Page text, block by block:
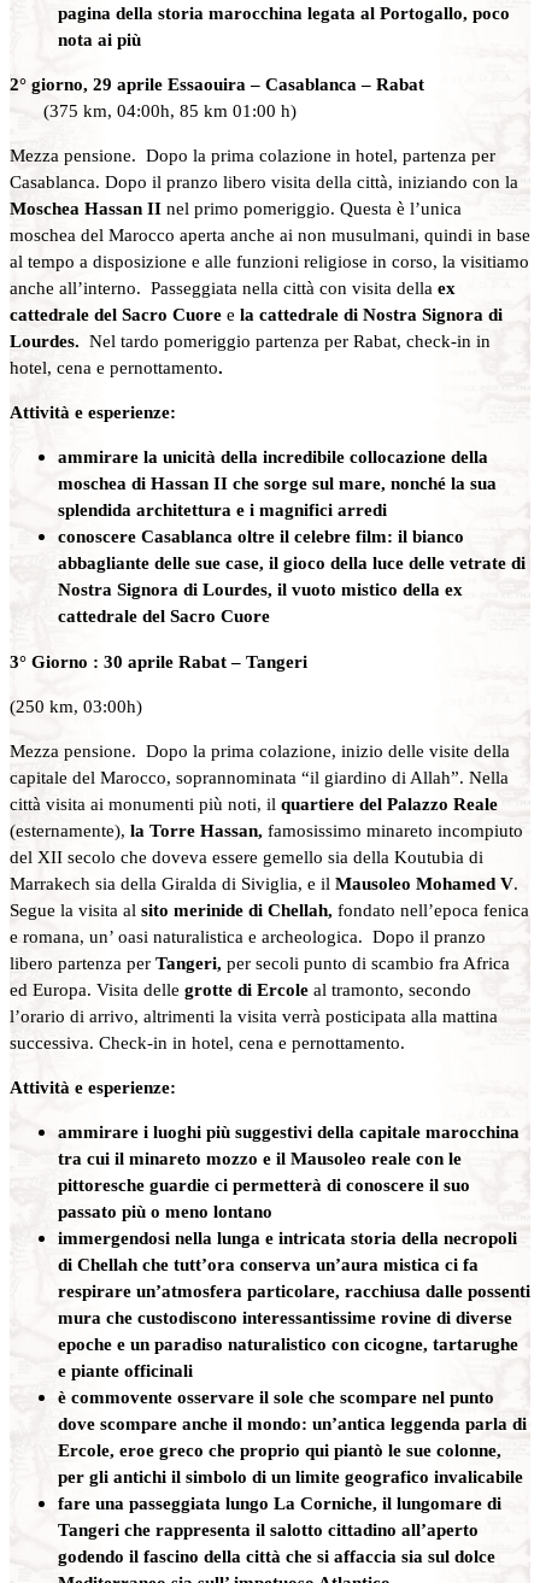
pagina della storia marocchina legata al Portogallo, poco
nota ai più
2° giorno, 29 aprile Essaouira – Casablanca – Rabat
(375 km, 04:00h, 85 km 01:00 h)
Mezza pensione. Dopo la prima colazione in hotel, partenza per
Casablanca. Dopo il pranzo libero visita della città, iniziando con la
Moschea Hassan II nel primo pomeriggio. Questa è l’unica
moschea del Marocco aperta anche ai non musulmani, quindi in base
al tempo a disposizione e alle funzioni religiose in corso, la visitiamo
anche all’interno. Passeggiata nella città con visita della ex
cattedrale del Sacro Cuore e la cattedrale di Nostra Signora di
Lourdes. Nel tardo pomeriggio partenza per Rabat, check-in in
hotel, cena e pernottamento.
Attività e esperienze:
ammirare la unicità della incredibile collocazione della
moschea di Hassan II che sorge sul mare, nonché la sua
splendida architettura e i magnifici arredi
conoscere Casablanca oltre il celebre film: il bianco
abbagliante delle sue case, il gioco della luce delle vetrate di
Nostra Signora di Lourdes, il vuoto mistico della ex
cattedrale del Sacro Cuore
3° Giorno : 30 aprile Rabat – Tangeri
(250 km, 03:00h)
Mezza pensione. Dopo la prima colazione, inizio delle visite della
capitale del Marocco, soprannominata “il giardino di Allah”. Nella
città visita ai monumenti più noti, il quartiere del Palazzo Reale
(esternamente), la Torre Hassan, famosissimo minareto incompiuto
del XII secolo che doveva essere gemello sia della Koutubia di
Marrakech sia della Giralda di Siviglia, e il Mausoleo Mohamed V.
Segue la visita al sito merinide di Chellah, fondato nell’epoca fenica
e romana, un’ oasi naturalistica e archeologica. Dopo il pranzo
libero partenza per Tangeri, per secoli punto di scambio fra Africa
ed Europa. Visita delle grotte di Ercole al tramonto, secondo
l’orario di arrivo, altrimenti la visita verrà posticipata alla mattina
successiva. Check-in in hotel, cena e pernottamento.
Attività e esperienze:
ammirare i luoghi più suggestivi della capitale marocchina
tra cui il minareto mozzo e il Mausoleo reale con le
pittoresche guardie ci permetterà di conoscere il suo
passato più o meno lontano
immergendosi nella lunga e intricata storia della necropoli
di Chellah che tutt’ora conserva un’aura mistica ci fa
respirare un’atmosfera particolare, racchiusa dalle possenti
mura che custodiscono interessantissime rovine di diverse
epoche e un paradiso naturalistico con cicogne, tartarughe
e piante officinali
è commovente osservare il sole che scompare nel punto
dove scompare anche il mondo: un’antica leggenda parla di
Ercole, eroe greco che proprio qui piantò le sue colonne,
per gli antichi il simbolo di un limite geografico invalicabile
fare una passeggiata lungo La Corniche, il lungomare di
Tangeri che rappresenta il salotto cittadino all’aperto
godendo il fascino della città che si affaccia sia sul dolce